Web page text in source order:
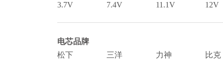
3.7V
7.4V 11.1V 12V
电芯品牌
松下
三洋 力神 比克